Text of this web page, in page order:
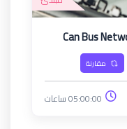
Can Bus
مقارنة
05:00:00 ساعات